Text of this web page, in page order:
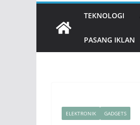
TEKNOLOGI
PASANG IKLAN
ELEKTRONIK GADGETS